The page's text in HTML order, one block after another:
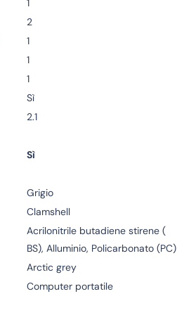
1
2
1
1
1
Sì
2.1
Sì
Grigio
Clamshell
Acrilonitrile butadiene stirene (
BS), Alluminio, Policarbonato (PC)
Arctic grey
Computer portatile